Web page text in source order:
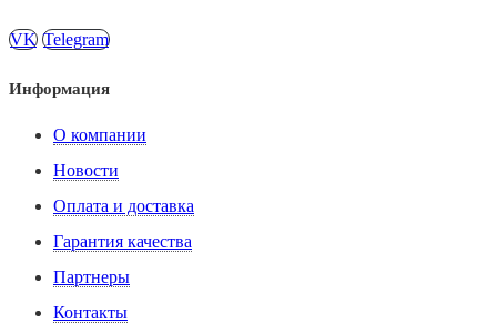
VK Telegram
Информация
О компании
Новости
Оплата и доставка
Гарантия качества
Партнеры
Контакты